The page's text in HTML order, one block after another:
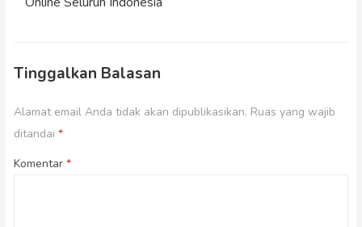
Tinggalkan Balasan
Alamat email Anda tidak akan dipublikasikan. Ruas yang wajib
ditandai *
Komentar *